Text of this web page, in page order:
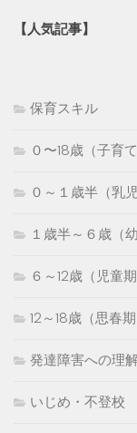
【人気記事】
保育スキル
０〜18歳（子育
０～１歳半（乳児
１歳半～６歳（
６～12歳（児童期
12～18歳（思春期
発達障害への理
いじめ・不登校